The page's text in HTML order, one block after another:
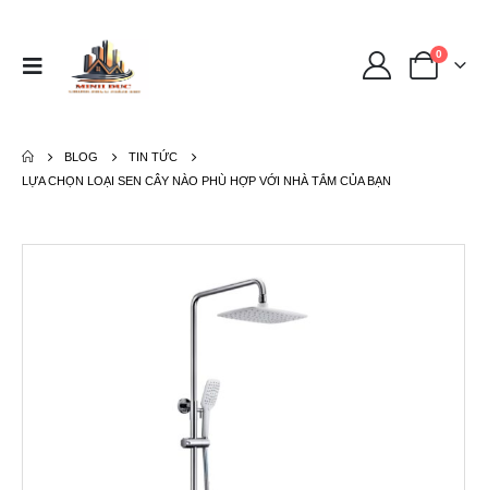
0
BLOG
TIN TỨC
LỰA CHỌN LOẠI SEN CÂY NÀO PHÙ HỢP VỚI NHÀ TẮM CỦA BẠN